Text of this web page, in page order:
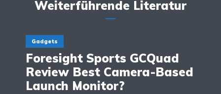
Weiterführende Literatur
Gadgets
Foresight Sports GCQuad
Review Best Camera-Based
Launch Monitor?